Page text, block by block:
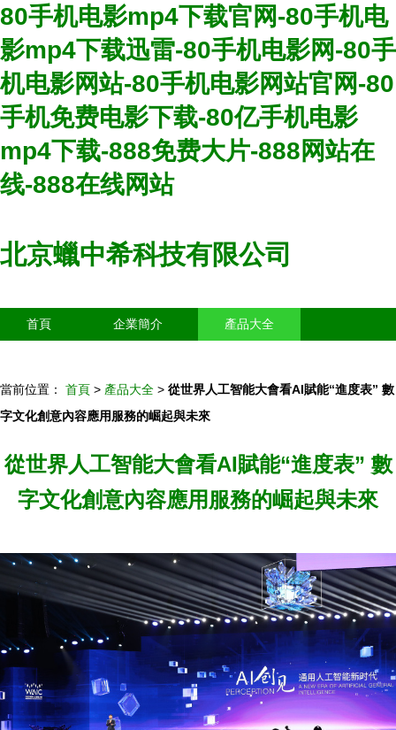
80手机电影mp4下载官网-80手机电
影mp4下载迅雷-80手机电影网-80手
机电影网站-80手机电影网站官网-80
手机免费电影下载-80亿手机电影
mp4下载-888免费大片-888网站在
线-888在线网站
北京蠟中希科技有限公司
首頁 企業簡介 產品大全
當前位置： 首頁 > 產品大全 > 從世界人工智能大會看AI賦能“進度表” 數
字文化創意內容應用服務的崛起與未來
從世界人工智能大會看AI賦能“進度表” 數
字文化創意內容應用服務的崛起與未來